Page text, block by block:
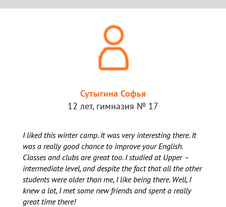
Сутыгина Софья
12 лет, гимназия № 17
I liked this winter camp. It was very interesting there. It
was a really good chance to improve your English.
Classes and clubs are great too. I studied at Upper –
intermediate level, and despite the fact that all the other
students were older than me, I like being there. Well, I
knew a lot, I met some new friends and spent a really
great time there!